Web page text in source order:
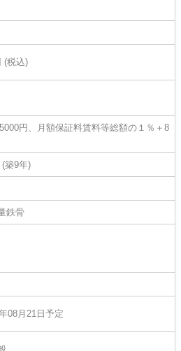
(税込)
円、月額保証料賃料等総額の１％＋8
築9年)
鉄骨
08月21日予定